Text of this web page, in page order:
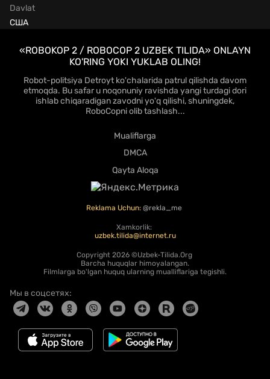
Davlat
США
«ROBOKOP 2 / ROBOCOP 2 UZBEK TILIDA» ONLAYN
KO'RING YOKI YUKLAB OLING!
Robot-politsiya Detroyt ko'chalarida patrul qilishda davom
etmoqda. Bu safar u noqonuniy ravishda yangi turdagi dori
ishlab chiqaradigan zavodni yo'q qilishi, shuningdek,
RoboCopni olib tashlash...
Mualiflarga
DMCA
Qayta Aloqa
Reklama Uchun: @rekla_me
Xamkorlik:
uzbek.tilida@internet.ru
Copyright 2026 ©Uzbek-Tilida.Org
Barcha huquqlar himoyalangan.
Filmlarga bo'lgan huquq ularning mualliflariga tegishli.
Мы в соцсетях: